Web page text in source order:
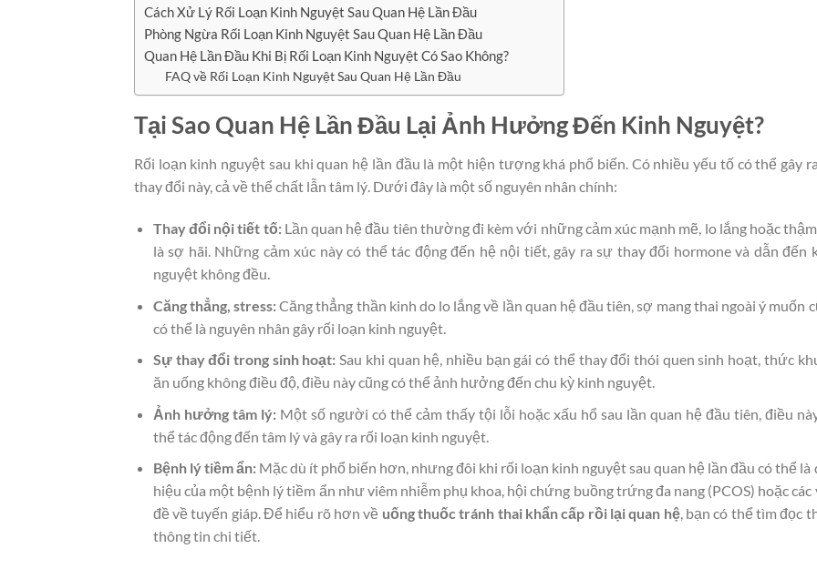
Cách Xử Lý Rối Loạn Kinh Nguyệt Sau Quan Hệ Lần Đầu
Phòng Ngừa Rối Loạn Kinh Nguyệt Sau Quan Hệ Lần Đầu
Quan Hệ Lần Đầu Khi Bị Rối Loạn Kinh Nguyệt Có Sao Không?
FAQ về Rối Loạn Kinh Nguyệt Sau Quan Hệ Lần Đầu
Tại Sao Quan Hệ Lần Đầu Lại Ảnh Hưởng Đến Kinh Nguyệt?
Rối loạn kinh nguyệt sau khi quan hệ lần đầu là một hiện tượng khá phổ biến. Có nhiều yếu tố có thể gây
thay đổi này, cả về thể chất lẫn tâm lý. Dưới đây là một số nguyên nhân chính:
Thay đổi nội tiết tố:Lần quan hệ đầu tiên thường đi kèm với những cảm xúc mạnh mẽ, lo lắng hoặc
là sợ hãi. Những cảm xúc này có thể tác động đến hệ nội tiết, gây ra sự thay đổi hormone và dẫn đến
nguyệt không đều.
Căng thẳng, stress:Căng thẳng thần kinh do lo lắng về lần quan hệ đầu tiên, sợ mang thai ngoài ý muốn
có thể là nguyên nhân gây rối loạn kinh nguyệt.
Sự thay đổi trong sinh hoạt: Sau khi quan hệ, nhiều bạn gái có thể thay đổi thói quen sinh hoạt, thức
ăn uống không điều độ, điều này cũng có thể ảnh hưởng đến chu kỳ kinh nguyệt.
Ảnh hưởng tâm lý:Một số người có thể cảm thấy tội lỗi hoặc xấu hổ sau lần quan hệ đầu tiên, điều
thể tác động đến tâm lý và gây ra rối loạn kinh nguyệt.
Bệnh lý tiềm ẩn:Mặc dù ít phổ biến hơn, nhưng đôi khi rối loạn kinh nguyệt sau quan hệ lần đầu có thể là
hiệu của một bệnh lý tiềm ẩn như viêm nhiễm phụ khoa, hội chứng buồng trứng đa nang (PCOS) hoặc các
đề về tuyến giáp. Để hiểu rõ hơn về uống thuốc tránh thai khẩn cấp rồi lại quan hệ, bạn có thể tìm đọc
thông tin chi tiết.